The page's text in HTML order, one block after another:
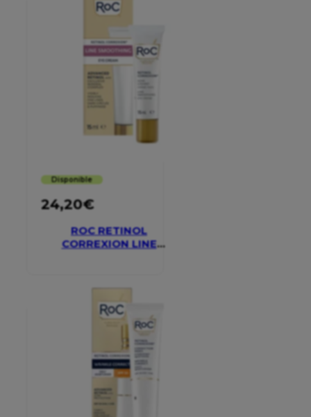
Disponible
24,20€
ROC RETINOL
CORREXION LINE